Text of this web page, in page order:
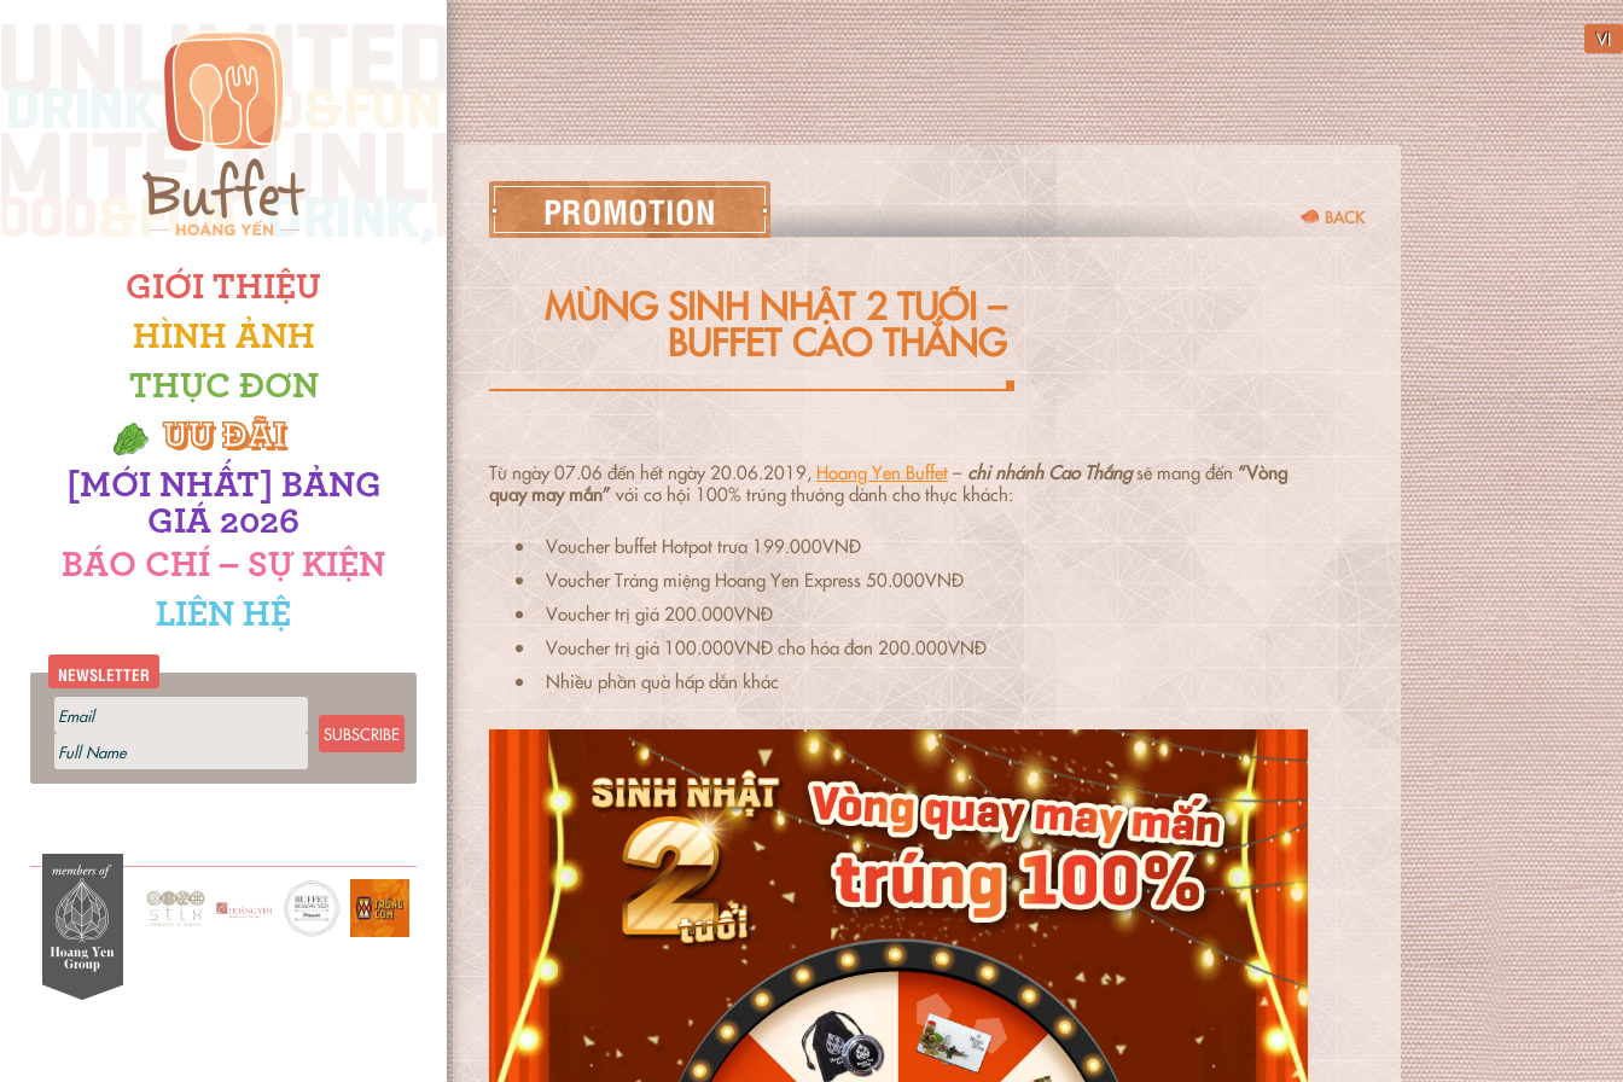
GIỚI THIỆU
HÌNH ẢNH
THỰC ĐƠN
ƯU ĐÃI
[MỚI NHẤT] BẢNG
GIÁ 2026
BÁO CHÍ – SỰ KIỆN
LIÊN HỆ
NEWSLETTER
SUBSCRIBE
VI
PROMOTION BACK
MỪNG SINH NHẬT 2 TUỔI –
BUFFET CAO THẮNG
Từ ngày 07.06 đến hết ngày 20.06.2019, Hoang Yen Buffet– chi nhánh Cao Thắngsẽ mang đến “Vòng
quay may mắn”với cơ hội 100% trúng thưởng dành cho thực khách:
Voucher buffet Hotpot trưa 199.000VNĐ
Voucher Tráng miệng Hoang Yen Express 50.000VNĐ
Voucher trị giá 200.000VNĐ
Voucher trị giá 100.000VNĐ cho hóa đơn 200.000VNĐ
Nhiều phần quà hấp dẫn khác